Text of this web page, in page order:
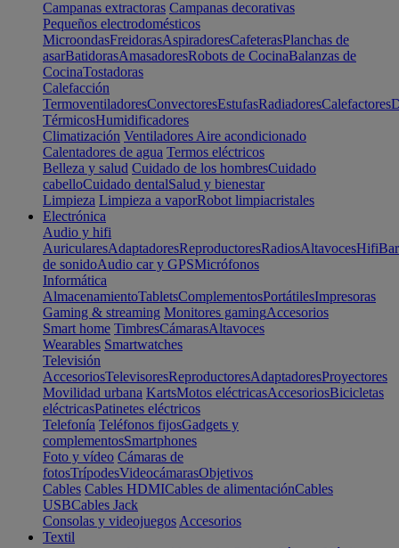
Campanas extractoras Campanas decorativas
Pequeños electrodomésticos
MicroondasFreidorasAspiradoresCafeterasPlanchas de
asarBatidorasAmasadoresRobots de CocinaBalanzas de
CocinaTostadoras
Calefacción
TermoventiladoresConvectoresEstufasRadiadoresCalefactores
TérmicosHumidificadores
Climatización Ventiladores Aire acondicionado
Calentadores de agua Termos eléctricos
Belleza y salud Cuidado de los hombresCuidado
cabelloCuidado dentalSalud y bienestar
Limpieza Limpieza a vaporRobot limpiacristales
Electrónica
Audio y hifi
AuricularesAdaptadoresReproductoresRadiosAltavocesHifi
de sonidoAudio car y GPSMicrófonos
Informática
AlmacenamientoTabletsComplementosPortátilesImpresoras
Gaming & streaming Monitores gamingAccesorios
Smart home TimbresCámarasAltavoces
Wearables Smartwatches
Televisión
AccesoriosTelevisoresReproductoresAdaptadoresProyectores
Movilidad urbana KartsMotos eléctricasAccesoriosBicicletas
eléctricasPatinetes eléctricos
Telefonía Teléfonos fijosGadgets y
complementosSmartphones
Foto y vídeo Cámaras de
fotosTrípodesVideocámarasObjetivos
Cables Cables HDMICables de alimentaciónCables
USBCables Jack
Consolas y videojuegos Accesorios
Textil